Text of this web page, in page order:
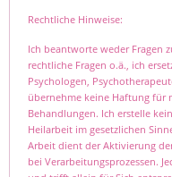
Rechtliche Hinweise:
Ich beantworte weder Fragen
rechtliche Fragen o.ä., ich
Psycho­logen,
übernehme keine Haftung für
Behandlungen. Ich er­stel­le
Heilarbeit im gesetzlichen
Arbeit dient der Aktivierung
bei Verarbeitungsprozessen.